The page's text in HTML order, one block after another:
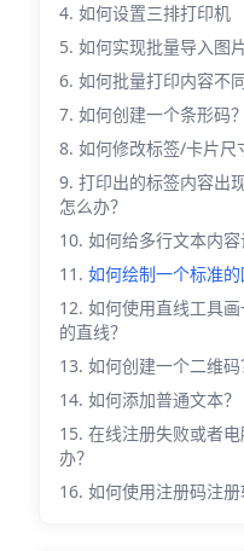
如何设置三排打印机
如何实现批量导入图
如何批量打印内容不
如何创建一个条形码？
如何修改标签/卡片尺
打印出的标签内容出
怎么办？
如何给多行文本内容
如何绘制一个标准的
如何使用直线工具
的直线？
如何创建一个二维码
如何添加普通文本？
在线注册失败或者
办？
如何使用注册码注册